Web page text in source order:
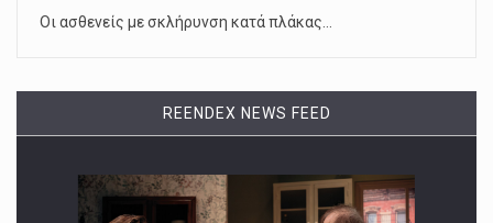
Οι ασθενείς με σκλήρυνση κατά πλάκας…
REENDEX NEWS FEED